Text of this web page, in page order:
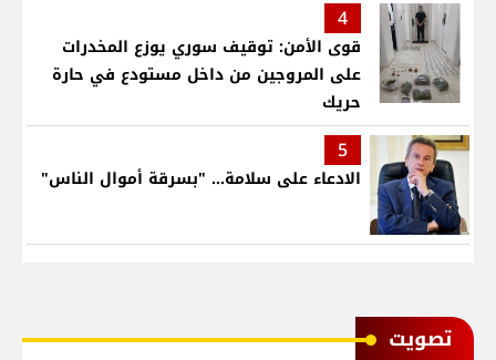
4
قوى الأمن: توقيف سوري يوزع المخدرات
على المروجين من داخل مستودع في حارة
حريك
5
الادعاء على سلامة... "بسرقة أموال الناس"
ﺗﺼﻮﻳﺖ